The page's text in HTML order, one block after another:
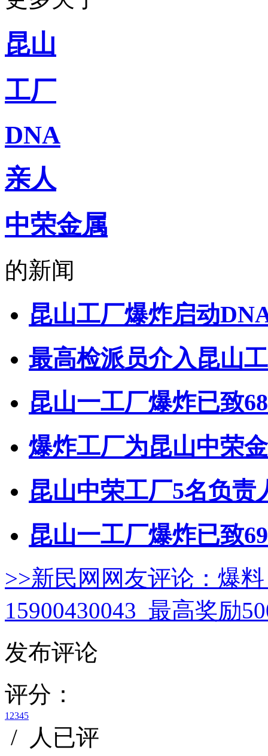
昆山
工厂
DNA
亲人
中荣金属
的新闻
昆山工厂爆炸启动
最高检派员介入昆山
昆山一工厂爆炸已致
爆炸工厂为昆山中荣
昆山中荣工厂5名负责
昆山一工厂爆炸已致
>>新民网网友评论： 爆
15900430043 最高奖励
发布评论
评分：
1 2345
/
人已评